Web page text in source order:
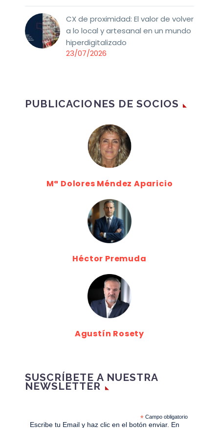
CX de proximidad: El valor de volver
a lo local y artesanal en un mundo
hiperdigitalizado
23/07/2026
PUBLICACIONES DE SOCIOS
Mª Dolores Méndez Aparicio
Héctor Premuda
Agustín Rosety
SUSCRÍBETE A NUESTRA
NEWSLETTER
*Campo obligatorio
Escribe tu Email y haz clic en el botón enviar. En